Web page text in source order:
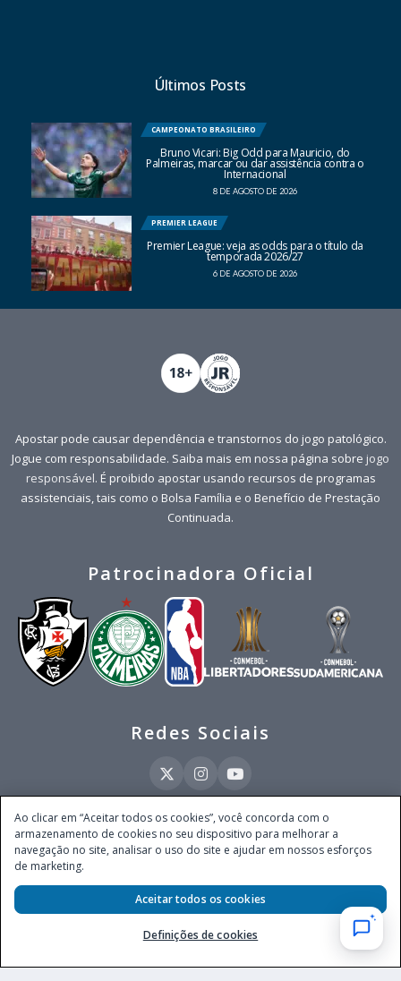
Últimos Posts
CAMPEONATO BRASILEIRO
Bruno Vicari: Big Odd para Mauricio, do
Palmeiras, marcar ou dar assistência contra o
Internacional
8 DE AGOSTO DE 2026
PREMIER LEAGUE
Premier League: veja as odds para o título da
temporada 2026/27
6 DE AGOSTO DE 2026
Apostar pode causar dependência e transtornos do jogo patológico.
Jogue com responsabilidade. Saiba mais em nossa página sobre jogo
responsável. É proibido apostar usando recursos de programas
assistenciais, tais como o Bolsa Família e o Benefício de Prestação
Continuada.
Patrocinadora Oficial
Redes Sociais
Este site é operado pela Ventmear Brasil LTDA (CNPJ 52.868.380/0001-84), com
endereço na Avenida Brigadeiro Faria Lima, nº 4.055, 3º andar, Itaim Bibi, no
Município de São Paulo, Estado de São Paulo, CEP 04538-133, Brasil - empresa
autorizada a operar apostas de quota fixa em todo território nacional pela
Secretaria de Prêmios e Apostas do Ministério da Fazenda, conforme Portaria nº
247, de 07.02.2025, publicada no DOU em 11.2.2025.
Ao clicar em “Aceitar todos os cookies”, você concorda com o
armazenamento de cookies no seu dispositivo para melhorar a
navegação no site, analisar o uso do site e ajudar em nossos esforços
de marketing.
Definições de cookies
Aceitar todos os cookies